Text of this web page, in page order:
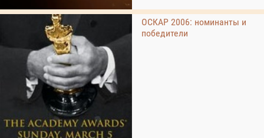
ОСКАР 2006: номинанты и
победители